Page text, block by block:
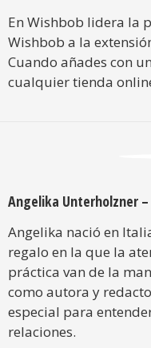
En Wishbob lidera la
Wishbob a la
Cuando añades con
cualquier tienda
Angelika Unterholzner
Angelika nació en
regalo en la que la
práctica van de la
como autora y
especial para
relaciones.